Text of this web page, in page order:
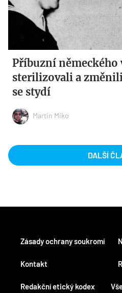
Příbuzní německého
sterilizovali a
se stydí
Martin Miko
DALŠÍ
Kontakt
Redakční etický kodex
Zásady ochrany soukromí